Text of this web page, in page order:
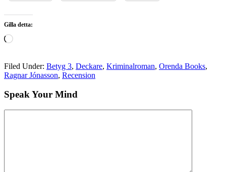
Gilla detta:
Laddar
Filed Under: Betyg 3, Deckare, Kriminalroman, Orenda Books,
Ragnar Jónasson, Recension
Speak Your Mind